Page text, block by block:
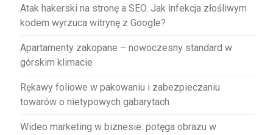
Atak hakerski na stronę a SEO. Jak infekcja złośliwym
kodem wyrzuca witrynę z Google?
Apartamenty zakopane – nowoczesny standard w
górskim klimacie
Rękawy foliowe w pakowaniu i zabezpieczaniu
towarów o nietypowych gabarytach
Wideo marketing w biznesie: potęga obrazu w